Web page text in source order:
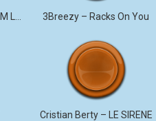
3Breezy – Racks On You
Cristian Berty – LE SIRENE